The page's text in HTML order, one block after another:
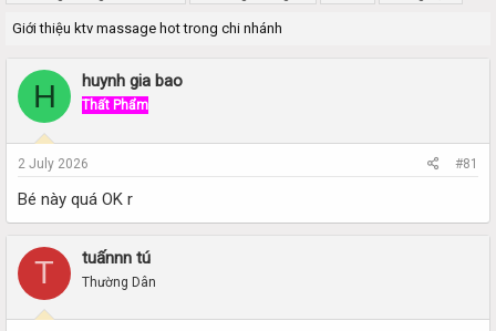
r
e
s
t
r
t
r
a
r
a
t
Giới thiệu ktv massage hot trong chi nhánh
H huynh gia bao
Thất Phẩm
2 July 2026 #81
Bé này quá OK r
T tuấnnn tú
Thường Dân